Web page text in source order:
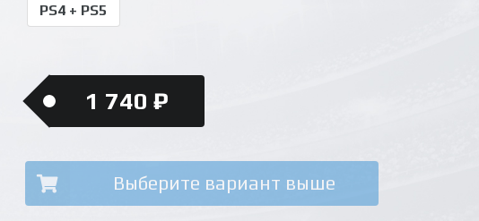
PS4 + PS5
1 740 ₽
Выберите вариант выше